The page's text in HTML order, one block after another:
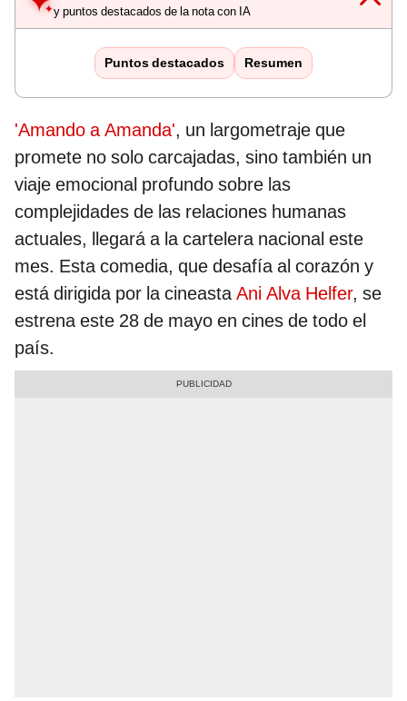
y puntos destacados de la nota con IA
Puntos destacados Resumen
'Amando a Amanda', un largometraje que
promete no solo carcajadas, sino también un
viaje emocional profundo sobre las
complejidades de las relaciones humanas
actuales, llegará a la cartelera nacional este
mes. Esta comedia, que desafía al corazón y
está dirigida por la cineastaAni Alva Helfer, se
estrena este 28 de mayo en cines de todo el
país.